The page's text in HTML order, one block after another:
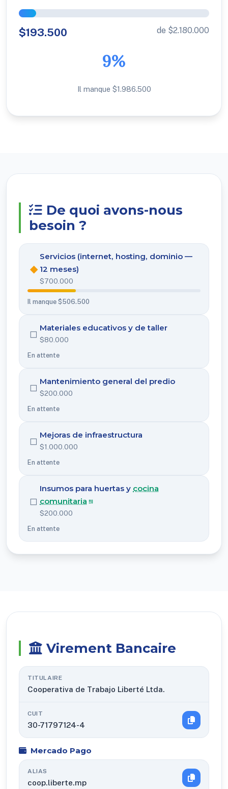
$193.500 de $2.180.000
9%
Il manque $1.986.500
De quoi avons-nous
besoin ?
◆
Servicios (internet, hosting, dominio —
12 meses)
$700.000
Il manque $506.500
◻ Materiales educativos y de taller
$80.000
En attente
◻ Mantenimiento general del predio
$200.000
En attente
◻ Mejoras de infraestructura
$1.000.000
En attente
◻
Insumos para huertas y cocina
comunitaria
$200.000
En attente
Virement Bancaire
TITULAIRE
Cooperativa de Trabajo Liberté Ltda.
CUIT
30-71797124-4
Mercado Pago
ALIAS
coop.liberte.mp